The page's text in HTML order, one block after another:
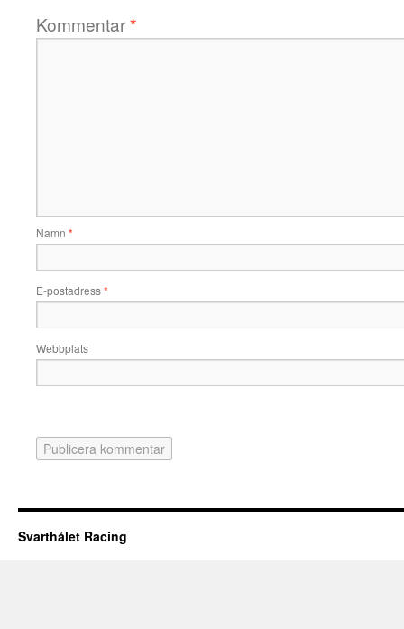
Kommentar*
Namn *
E-postadress*
Webbplats
Svarthålet Racing